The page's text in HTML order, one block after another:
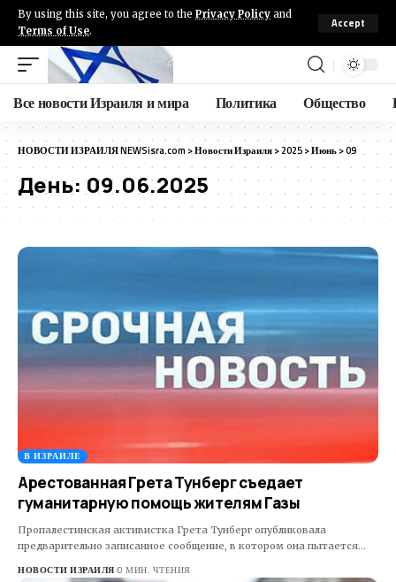
By using this site, you agree to the Privacy Policy and
Terms of Use.
Accept
Все новости Израиля и мира Политика Общество
НОВОСТИ ИЗРАИЛЯ NEWSisra.com >Новости Израиля>2025>Июнь>09
День:09.06.2025
В ИЗРАИЛЕ
Арестованная Грета Тунберг съедает
гуманитарную помощь жителям Газы
Пропалестинская активистка Грета Тунберг опубликовала
предварительно записанное сообщение, в котором она пытается…
НОВОСТИ ИЗРАИЛЯ 0 МИН. ЧТЕНИЯ